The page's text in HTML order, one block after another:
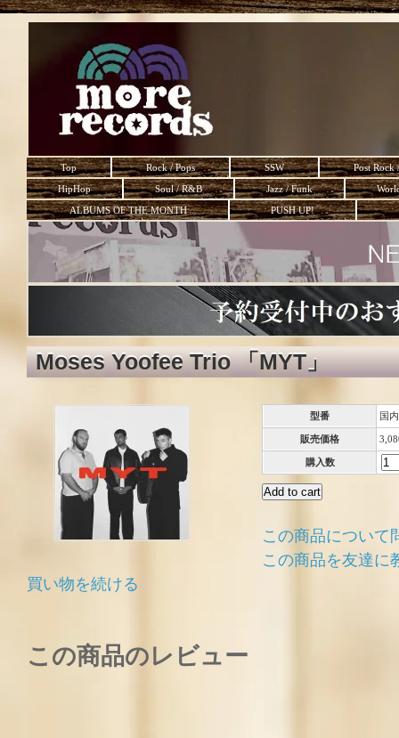
Top Rock / Pops SSW
Post Rock
HipHop
Soul / R&B Jazz / Funk
ALBUMS OF THE MONTH
PUSH UP!
Moses Yoofee Trio 「MYT」
型番 国
販売価格
購入数
この商品について
この商品を友達に
買い物を続ける
この商品のレビュー